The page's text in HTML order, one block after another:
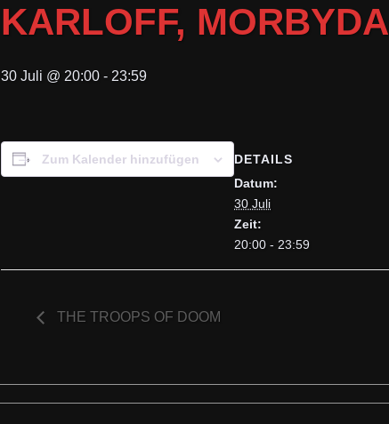
KARLOFF, MORBYDA
30 Juli @ 20:00 - 23:59
Zum Kalender hinzufügen
DETAILS
Datum:
30 Juli
Zeit:
20:00 - 23:59
THE TROOPS OF DOOM